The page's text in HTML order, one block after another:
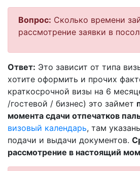
Вопрос: Сколько времени
рассмотрение заявки в
Ответ: Это зависит от типа
хотите оформить и прочих
краткосрочной визы на 6
/гостевой / бизнес) это займет
момента сдачи отпечатков
визовый календарь, там
подачи и выдачи документов.
рассмотрение в настоящий